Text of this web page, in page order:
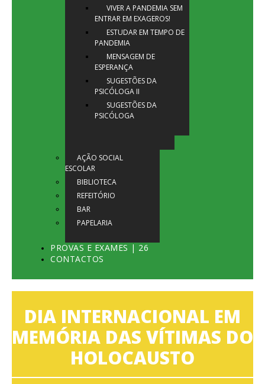
VIVER A PANDEMIA SEM
ENTRAR EM EXAGEROS!
ESTUDAR EM TEMPO DE
PANDEMIA
MENSAGEM DE
ESPERANÇA
SUGESTÕES DA
PSICÓLOGA II
SUGESTÕES DA
PSICÓLOGA
AÇÃO SOCIAL
ESCOLAR
BIBLIOTECA
REFEITÓRIO
BAR
PAPELARIA
PROVAS E EXAMES | 26
CONTACTOS
DIA INTERNACIONAL EM
MEMÓRIA DAS VÍTIMAS DO
HOLOCAUSTO